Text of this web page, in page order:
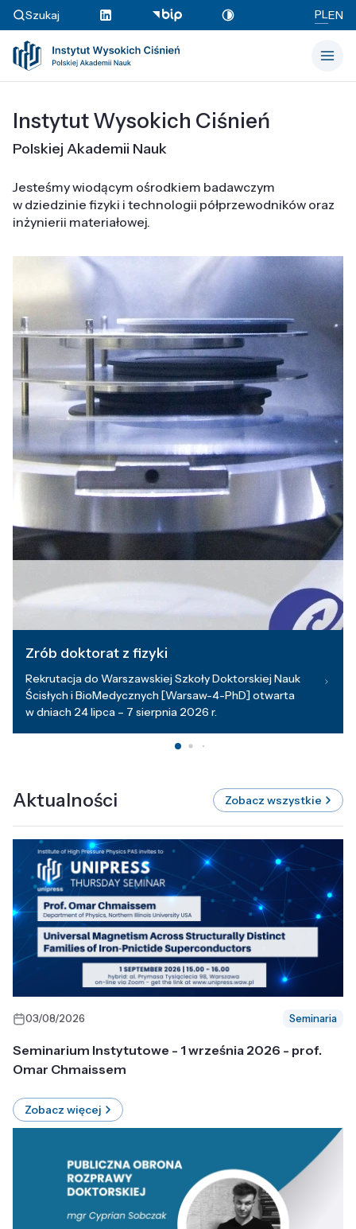
Szukaj PLEN
Instytut Wysokich Ciśnień
Polskiej Akademii Nauk
Jesteśmy wiodącym ośrodkiem badawczym
w dziedzinie fizyki i technologii półprzewodników oraz
inżynierii materiałowej.
Zrób doktorat z fizyki
Rekrutacja do Warszawskiej Szkoły Doktorskiej Nauk
Ścisłych i BioMedycznych [Warsaw-4-PhD] otwarta
w dniach 24 lipca – 7 sierpnia 2026 r.
Aktualności Zobacz wszystkie
03/08/2026 Seminaria
Seminarium Instytutowe - 1 września 2026 - prof.
Omar Chmaissem
Zobacz więcej